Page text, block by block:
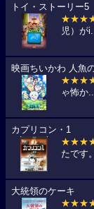
トイ・ストーリー5
児）がi...
映画ちいかわ 人魚
ゃ怖か...
カプリコン・1
たです
大統領のケーキ